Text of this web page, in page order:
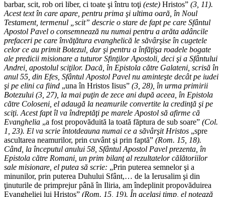
barbar, scit, rob ori liber, ci toate şi întru toţi (este) Hristos” (3, 11).
Acest text în care apare, pentru prima şi ultima oară, în Noul
Testament, termenul „scit” descrie o stare de fapt pe care Sfântul
Apostol Pavel o consemnează nu numai pentru a arăta adâncile
prefaceri pe care învăţătura evanghelică le săvârşise în cugetele
celor ce au primit Botezul, dar şi pentru a înfăţişa roadele bogate
ale predicii misionare a tuturor Sfinţilor Apostoli, deci şi a Sfântului
Andrei, apostolul sciţilor. Dacă, în Epistola către Galateni, scrisă în
anul 55, din Efes, Sfântul Apostol Pavel nu aminteşte decât pe iudei
şi pe elini ca fiind „una în Hristos Iisus” (3, 28), în urma primirii
Botezului (3, 27), la mai puţin de zece ani după aceea, în Epistola
către Coloseni, el adaugă la neamurile convertite la credinţă şi pe
sciţi. Acest fapt îl va îndreptăţi pe marele Apostol să afirme că
Evanghelia „a fost propovăduită la toată făptura de sub soare” (Col.
1, 23). El va scrie întotdeauna numai ce a săvârşit Hristos „spre
ascultarea neamurilor, prin cuvânt şi prin faptă” (Rom. 15, 18).
Când, la începutul anului 58, Sfântul Apostol Pavel prezenta, în
Epistola către Romani, un prim bilanţ al rezultatelor călătoriilor
sale misionare, el putea să scrie: „Prin puterea semnelor şi a
minunilor, prin puterea Duhului Sfânt,… de la Ierusalim şi din
ţinuturile de primprejur până în Iliria, am îndeplinit propovăduirea
Evangheliei lui Hristos” (Rom. 15, 19). În acelaşi timp, el notează